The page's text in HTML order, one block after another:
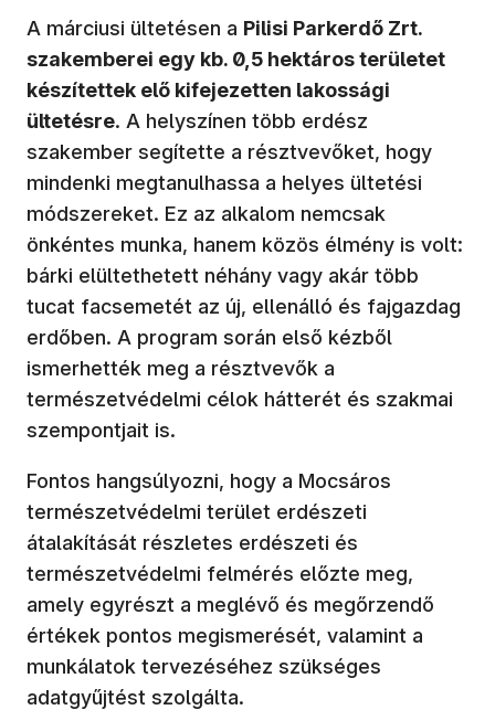
A márciusi ültetésen a Pilisi Parkerdő Zrt.
szakemberei egy kb. 0,5 hektáros területet
készítettek elő kifejezetten lakossági
ültetésre. A helyszínen több erdész
szakember segítette a résztvevőket, hogy
mindenki megtanulhassa a helyes ültetési
módszereket. Ez az alkalom nemcsak
önkéntes munka, hanem közös élmény is volt:
bárki elültethetett néhány vagy akár több
tucat facsemetét az új, ellenálló és fajgazdag
erdőben. A program során első kézből
ismerhették meg a résztvevők a
természetvédelmi célok hátterét és szakmai
szempontjait is.
Fontos hangsúlyozni, hogy a Mocsáros
természetvédelmi terület erdészeti
átalakítását részletes erdészeti és
természetvédelmi felmérés előzte meg,
amely egyrészt a meglévő és megőrzendő
értékek pontos megismerését, valamint a
munkálatok tervezéséhez szükséges
adatgyűjtést szolgálta.